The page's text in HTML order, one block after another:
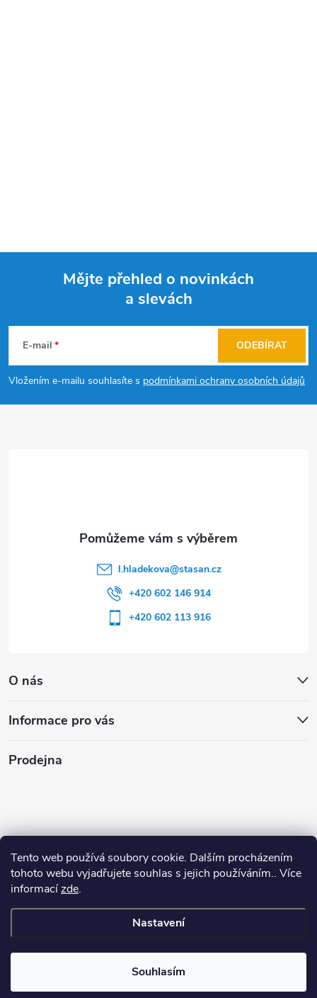
Tento web používá soubory cookie. Dalším procházením
tohoto webu vyjadřujete souhlas s jejich používáním.. Více
informacízde.
Nastavení
Souhlasím
p
a
Mějte přehled o novinkách
a slevách
E-mail
Vložením e-mailu souhlasíte s podmínkami ochrany osobních údajů
ODEBÍRAT
O nás
Informace pro vás
l.hladekova@stasan.cz
+420 602 146 914
+420 602 113 916
Prodejna
Copyright 2026Stasan.cz. Všechna práva vyhrazena.